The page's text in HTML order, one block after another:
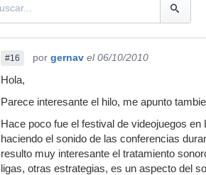
#16 por gernav el 06/10/2010
Hola,
Parece interesante el hilo, me apunto
Hace poco fue el festival de videojuegos
haciendo el sonido de las conferencias
resulto muy interesante el tratamiento
ligas, otras estrategias, es un aspecto del